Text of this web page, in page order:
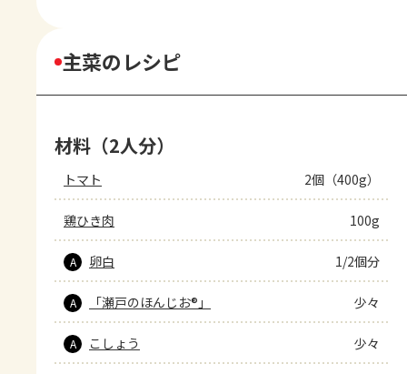
主菜のレシピ
材料（2人分）
トマト 2個（400g）
鶏ひき肉 100g
A 卵白 1/2個分
A 「瀬戸のほんじお®」 少々
A こしょう 少々